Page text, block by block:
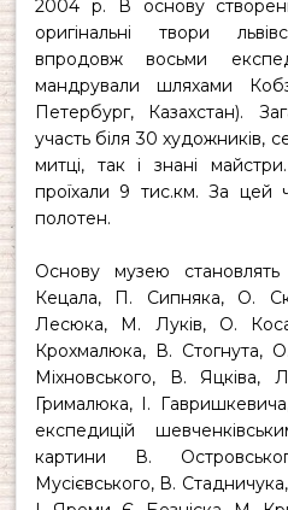
2004 р. В основу
оригінальні твори
впродовж восьми
мандрували шляхами
Петербург, Казахстан).
участь біля 30 художників,
митці, так і знані
проїхали 9 тис.км. За цей
полотен.
Основу музею
Кецала, П. Сипняка, О.
Лесюка, М. Луків, О.
Крохмалюка, В. Стогнута,
Міхновського, В.
Грималюка, І.
експедицій
картини В.
Мусієвського, В.